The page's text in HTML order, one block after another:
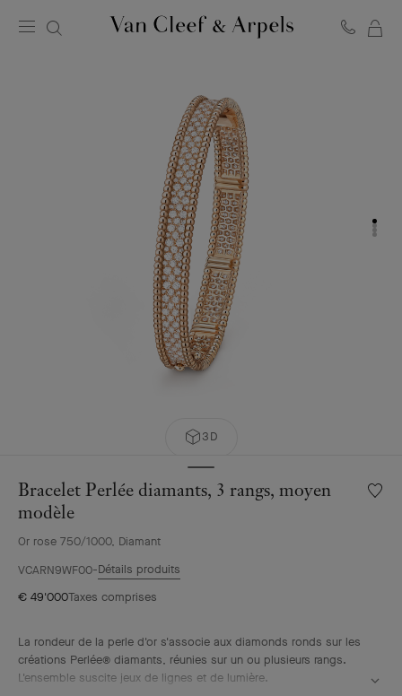
Van
Cleef
&
Arpels
3D
Bracelet Perlée diamants, 3 rangs, moyen
modèle
Or rose 750/1000, Diamant
Liste
VCARN9WF00 Détails produits
€ 49'000Taxes comprises
La rondeur de la perle d'or s'associe aux diamonds ronds sur les
créations Perlée® diamants, réunies sur un ou plusieurs rangs.
L'ensemble suscite jeux de lignes et de lumière.